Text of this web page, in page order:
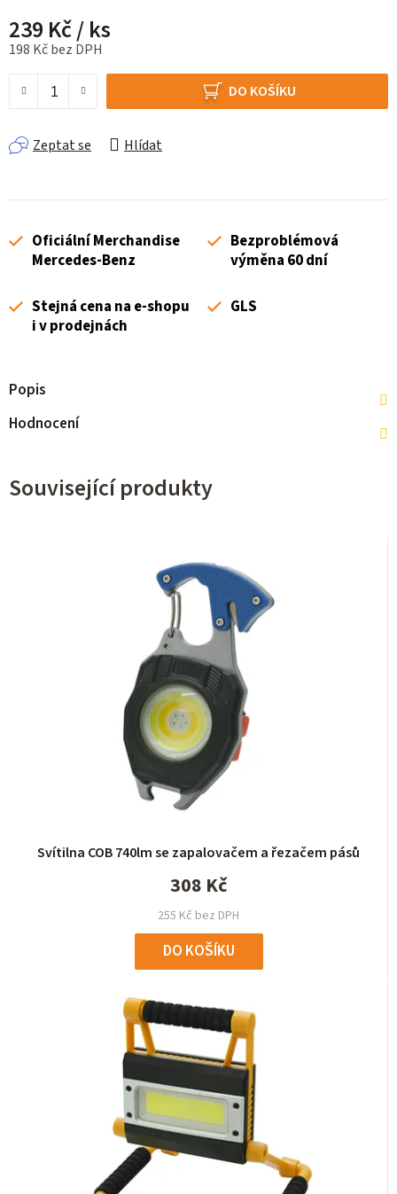
239 Kč/ ks
198 Kč bez DPH
DO KOŠÍKU
Zeptat se Hlídat
Oficiální Merchandise
Mercedes-Benz
Bezproblémová
výměna 60 dní
Stejná cena na e-shopu
i v prodejnách
GLS
Popis
Hodnocení
Související produkty
Svítilna COB 740lm se zapalovačem a řezačem pásů
255 Kč bez DPH
308 Kč
DO KOŠÍKU